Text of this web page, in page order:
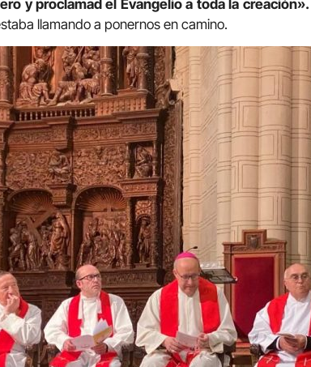
y proclamad el Evangelio a toda la creación».
llamando a ponernos en camino.